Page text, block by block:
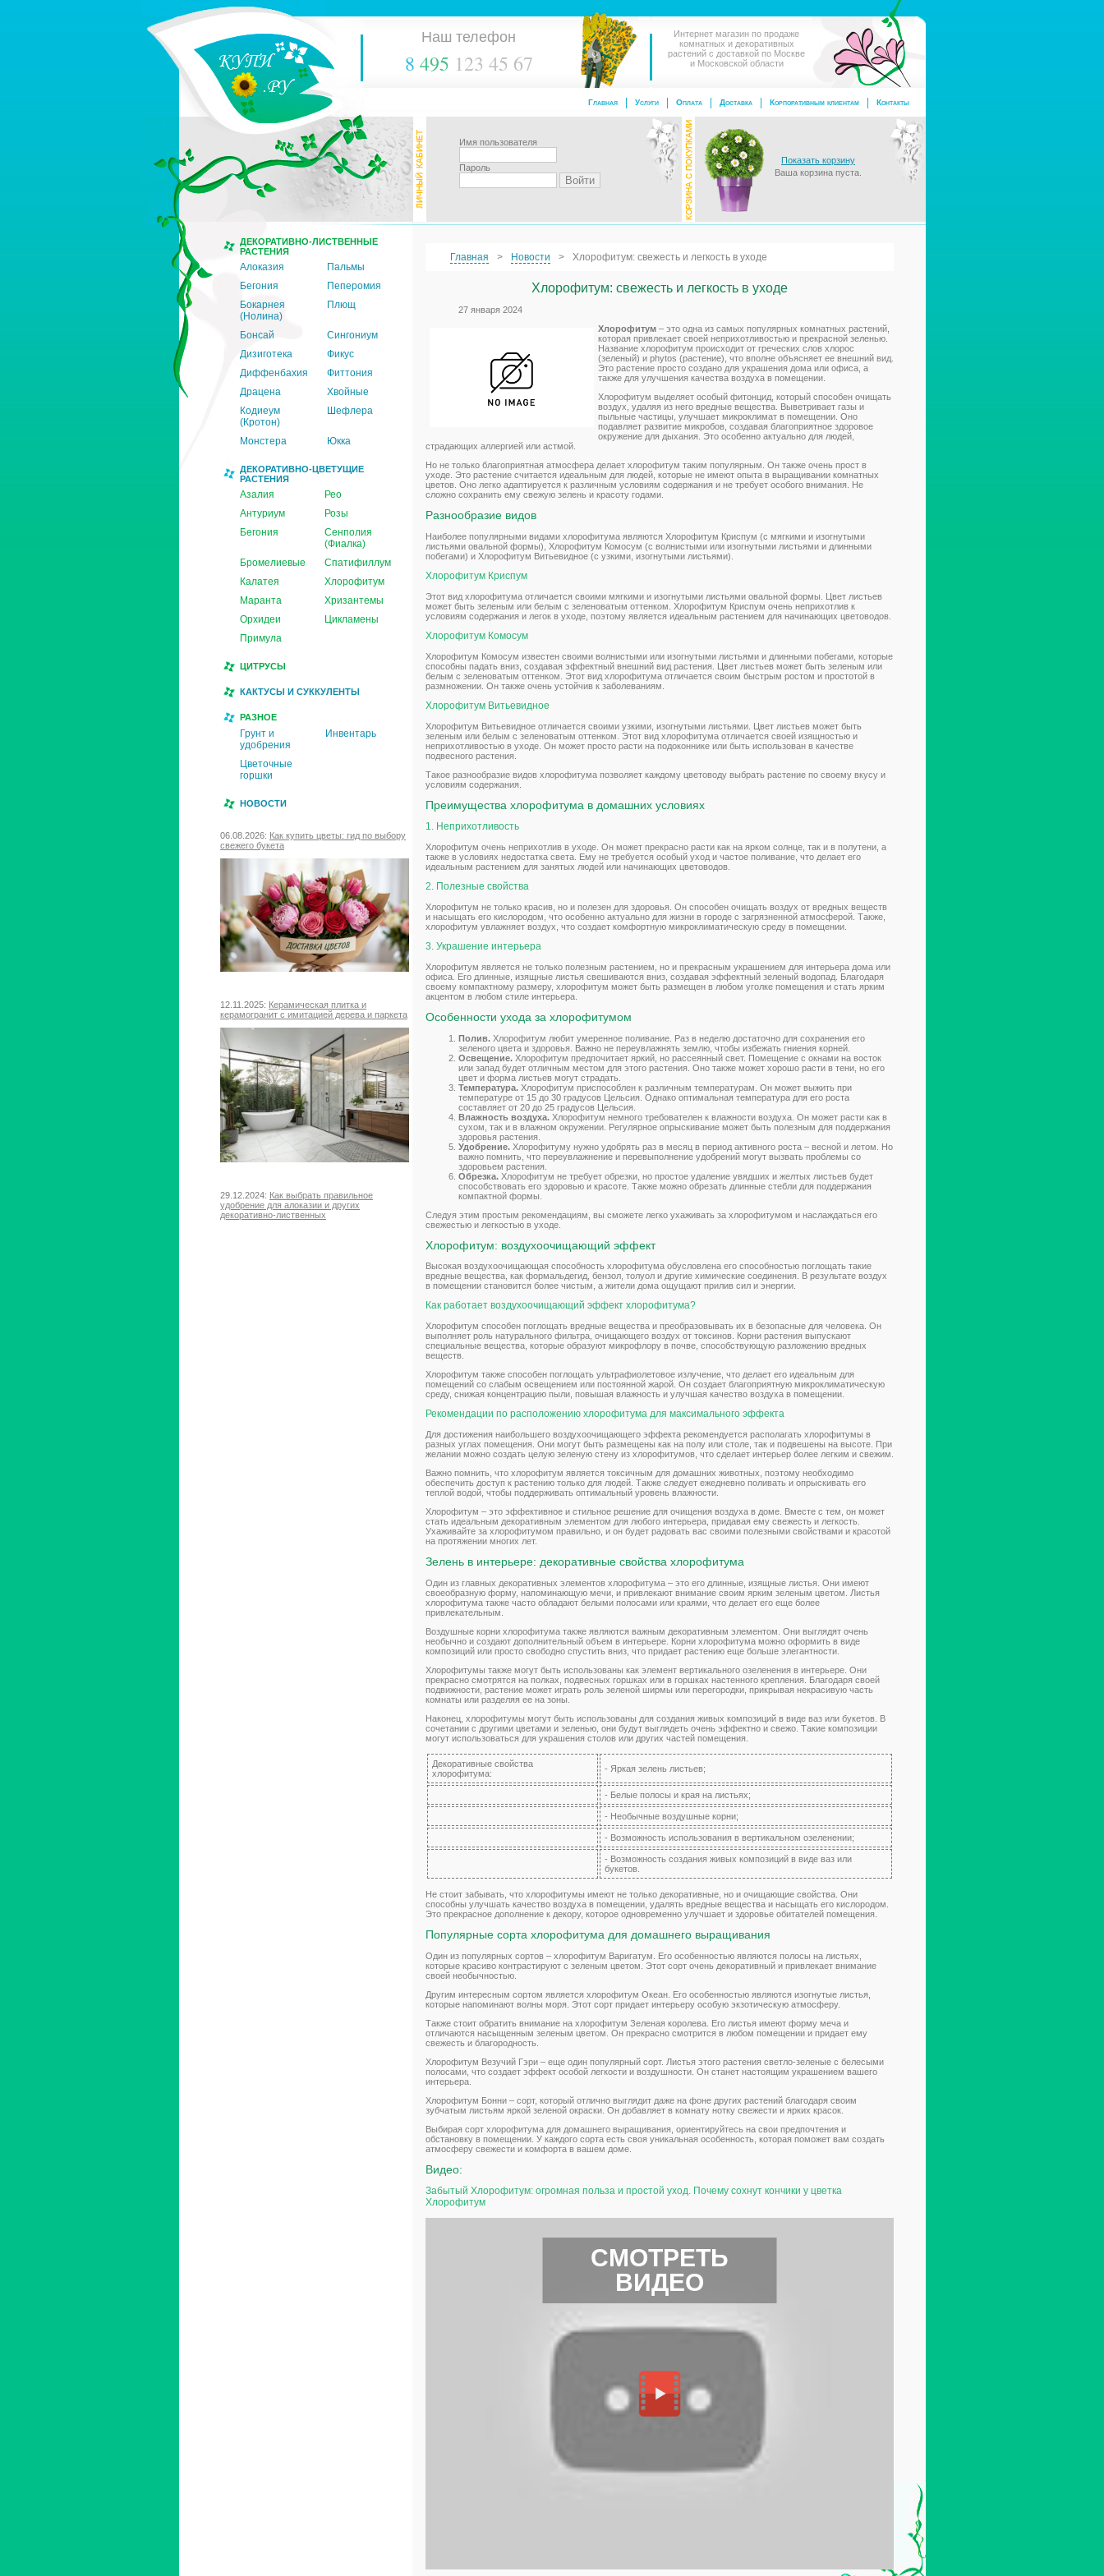
Наш телефон
8 495 123 45 67
Интернет магазин по продаже
комнатных и декоративных
растений с доставкой по Москве
и Московской области
Контакты
Корпоративным клиентам
Доставка
Оплата
Услуги
Главная
Имя пользователя
Пароль
Показать корзину
Ваша корзина пуста.
ДЕКОРАТИВНО-ЛИСТВЕННЫЕ
РАСТЕНИЯ
Алоказия
Пальмы
Бегония
Пеперомия
Бокарнея
(Нолина)
Плющ
Бонсай
Сингониум
Дизиготека
Фикус
Диффенбахия
Фиттония
Драцена
Хвойные
Кодиеум
(Кротон)
Шефлера
Монстера Юкка
ДЕКОРАТИВНО-ЦВЕТУЩИЕ
РАСТЕНИЯ
Азалия
Рео
Антуриум
Розы
Бегония
Сенполия
(Фиалка)
Бромелиевые
Спатифиллум
Калатея
Хлорофитум
Маранта
Хризантемы
Орхидеи
Цикламены
Примула
ЦИТРУСЫ
КАКТУСЫ И СУККУЛЕНТЫ
РАЗНОЕ
Грунт и
удобрения
Инвентарь
Цветочные
горшки
НОВОСТИ
06.08.2026: Как купить цветы: гид по выбору
свежего букета
12.11.2025: Керамическая плитка и
керамогранит с имитацией дерева и паркета
29.12.2024: Как выбрать правильное
удобрение для алоказии и других
декоративно-лиственных
Главная Новости Хлорофитум: свежесть и легкость в уходе
Хлорофитум: свежесть и легкость в уходе
27 января 2024
Хлорофитум – это одна из самых популярных комнатных растений,
которая привлекает своей неприхотливостью и прекрасной зеленью.
Название хлорофитум происходит от греческих слов хлорос
(зеленый) и phytos (растение), что вполне объясняет ее внешний вид.
Это растение просто создано для украшения дома или офиса, а
также для улучшения качества воздуха в помещении.
Хлорофитум выделяет особый фитонцид, который способен очищать
воздух, удаляя из него вредные вещества. Выветривает газы и
пыльные частицы, улучшает микроклимат в помещении. Оно
подавляет развитие микробов, создавая благоприятное здоровое
окружение для дыхания. Это особенно актуально для людей,
страдающих аллергией или астмой.
Но не только благоприятная атмосфера делает хлорофитум таким популярным. Он также очень прост в
уходе. Это растение считается идеальным для людей, которые не имеют опыта в выращивании комнатных
цветов. Оно легко адаптируется к различным условиям содержания и не требует особого внимания. Не
сложно сохранить ему свежую зелень и красоту годами.
Разнообразие видов
Наиболее популярными видами хлорофитума являются Хлорофитум Криспум (с мягкими и изогнутыми
листьями овальной формы), Хлорофитум Комосум (с волнистыми или изогнутыми листьями и длинными
побегами) и Хлорофитум Витьевидное (с узкими, изогнутыми листьями).
Хлорофитум Криспум
Этот вид хлорофитума отличается своими мягкими и изогнутыми листьями овальной формы. Цвет листьев
может быть зеленым или белым с зеленоватым оттенком. Хлорофитум Криспум очень неприхотлив к
условиям содержания и легок в уходе, поэтому является идеальным растением для начинающих цветоводов.
Хлорофитум Комосум
Хлорофитум Комосум известен своими волнистыми или изогнутыми листьями и длинными побегами, которые
способны падать вниз, создавая эффектный внешний вид растения. Цвет листьев может быть зеленым или
белым с зеленоватым оттенком. Этот вид хлорофитума отличается своим быстрым ростом и простотой в
размножении. Он также очень устойчив к заболеваниям.
Хлорофитум Витьевидное
Хлорофитум Витьевидное отличается своими узкими, изогнутыми листьями. Цвет листьев может быть
зеленым или белым с зеленоватым оттенком. Этот вид хлорофитума отличается своей изящностью и
неприхотливостью в уходе. Он может просто расти на подоконнике или быть использован в качестве
подвесного растения.
Такое разнообразие видов хлорофитума позволяет каждому цветоводу выбрать растение по своему вкусу и
условиям содержания.
Преимущества хлорофитума в домашних условиях
1. Неприхотливость
Хлорофитум очень неприхотлив в уходе. Он может прекрасно расти как на ярком солнце, так и в полутени, а
также в условиях недостатка света. Ему не требуется особый уход и частое поливание, что делает его
идеальным растением для занятых людей или начинающих цветоводов.
2. Полезные свойства
Хлорофитум не только красив, но и полезен для здоровья. Он способен очищать воздух от вредных веществ
и насыщать его кислородом, что особенно актуально для жизни в городе с загрязненной атмосферой. Также,
хлорофитум увлажняет воздух, что создает комфортную микроклиматическую среду в помещении.
3. Украшение интерьера
Хлорофитум является не только полезным растением, но и прекрасным украшением для интерьера дома или
офиса. Его длинные, изящные листья свешиваются вниз, создавая эффектный зеленый водопад. Благодаря
своему компактному размеру, хлорофитум может быть размещен в любом уголке помещения и стать ярким
акцентом в любом стиле интерьера.
Особенности ухода за хлорофитумом
Полив. Хлорофитум любит умеренное поливание. Раз в неделю достаточно для сохранения его
зеленого цвета и здоровья. Важно не переувлажнять землю, чтобы избежать гниения корней.
Освещение. Хлорофитум предпочитает яркий, но рассеянный свет. Помещение с окнами на восток
или запад будет отличным местом для этого растения. Оно также может хорошо расти в тени, но его
цвет и форма листьев могут страдать.
Температура. Хлорофитум приспособлен к различным температурам. Он может выжить при
температуре от 15 до 30 градусов Цельсия. Однако оптимальная температура для его роста
составляет от 20 до 25 градусов Цельсия.
Влажность воздуха. Хлорофитум немного требователен к влажности воздуха. Он может расти как в
сухом, так и в влажном окружении. Регулярное опрыскивание может быть полезным для поддержания
здоровья растения.
Удобрение. Хлорофитуму нужно удобрять раз в месяц в период активного роста – весной и летом. Но
важно помнить, что переувлажнение и перевыполнение удобрений могут вызвать проблемы со
здоровьем растения.
Обрезка. Хлорофитум не требует обрезки, но простое удаление увядших и желтых листьев будет
способствовать его здоровью и красоте. Также можно обрезать длинные стебли для поддержания
компактной формы.
Следуя этим простым рекомендациям, вы сможете легко ухаживать за хлорофитумом и наслаждаться его
свежестью и легкостью в уходе.
Хлорофитум: воздухоочищающий эффект
Высокая воздухоочищающая способность хлорофитума обусловлена его способностью поглощать такие
вредные вещества, как формальдегид, бензол, толуол и другие химические соединения. В результате воздух
в помещении становится более чистым, а жители дома ощущают прилив сил и энергии.
Как работает воздухоочищающий эффект хлорофитума?
Хлорофитум способен поглощать вредные вещества и преобразовывать их в безопасные для человека. Он
выполняет роль натурального фильтра, очищающего воздух от токсинов. Корни растения выпускают
специальные вещества, которые образуют микрофлору в почве, способствующую разложению вредных
веществ.
Хлорофитум также способен поглощать ультрафиолетовое излучение, что делает его идеальным для
помещений со слабым освещением или постоянной жарой. Он создает благоприятную микроклиматическую
среду, снижая концентрацию пыли, повышая влажность и улучшая качество воздуха в помещении.
Рекомендации по расположению хлорофитума для максимального эффекта
Для достижения наибольшего воздухоочищающего эффекта рекомендуется располагать хлорофитумы в
разных углах помещения. Они могут быть размещены как на полу или столе, так и подвешены на высоте. При
желании можно создать целую зеленую стену из хлорофитумов, что сделает интерьер более легким и свежим.
Важно помнить, что хлорофитум является токсичным для домашних животных, поэтому необходимо
обеспечить доступ к растению только для людей. Также следует ежедневно поливать и опрыскивать его
теплой водой, чтобы поддерживать оптимальный уровень влажности.
Хлорофитум – это эффективное и стильное решение для очищения воздуха в доме. Вместе с тем, он может
стать идеальным декоративным элементом для любого интерьера, придавая ему свежесть и легкость.
Ухаживайте за хлорофитумом правильно, и он будет радовать вас своими полезными свойствами и красотой
на протяжении многих лет.
Зелень в интерьере: декоративные свойства хлорофитума
Один из главных декоративных элементов хлорофитума – это его длинные, изящные листья. Они имеют
своеобразную форму, напоминающую мечи, и привлекают внимание своим ярким зеленым цветом. Листья
хлорофитума также часто обладают белыми полосами или краями, что делает его еще более
привлекательным.
Воздушные корни хлорофитума также являются важным декоративным элементом. Они выглядят очень
необычно и создают дополнительный объем в интерьере. Корни хлорофитума можно оформить в виде
композиций или просто свободно спустить вниз, что придает растению еще больше элегантности.
Хлорофитумы также могут быть использованы как элемент вертикального озеленения в интерьере. Они
прекрасно смотрятся на полках, подвесных горшках или в горшках настенного крепления. Благодаря своей
подвижности, растение может играть роль зеленой ширмы или перегородки, прикрывая некрасивую часть
комнаты или разделяя ее на зоны.
Наконец, хлорофитумы могут быть использованы для создания живых композиций в виде ваз или букетов. В
сочетании с другими цветами и зеленью, они будут выглядеть очень эффектно и свежо. Такие композиции
могут использоваться для украшения столов или других частей помещения.
Декоративные свойства
хлорофитума:
- Яркая зелень листьев;
- Белые полосы и края на листьях;
- Необычные воздушные корни;
- Возможность использования в вертикальном озеленении;
- Возможность создания живых композиций в виде ваз или
букетов.
Не стоит забывать, что хлорофитумы имеют не только декоративные, но и очищающие свойства. Они
способны улучшать качество воздуха в помещении, удалять вредные вещества и насыщать его кислородом.
Это прекрасное дополнение к декору, которое одновременно улучшает и здоровье обитателей помещения.
Популярные сорта хлорофитума для домашнего выращивания
Один из популярных сортов – хлорофитум Варигатум. Его особенностью являются полосы на листьях,
которые красиво контрастируют с зеленым цветом. Этот сорт очень декоративный и привлекает внимание
своей необычностью.
Другим интересным сортом является хлорофитум Океан. Его особенностью являются изогнутые листья,
которые напоминают волны моря. Этот сорт придает интерьеру особую экзотическую атмосферу.
Также стоит обратить внимание на хлорофитум Зеленая королева. Его листья имеют форму меча и
отличаются насыщенным зеленым цветом. Он прекрасно смотрится в любом помещении и придает ему
свежесть и благородность.
Хлорофитум Везучий Гэри – еще один популярный сорт. Листья этого растения светло-зеленые с белесыми
полосами, что создает эффект особой легкости и воздушности. Он станет настоящим украшением вашего
интерьера.
Хлорофитум Бонни – сорт, который отлично выглядит даже на фоне других растений благодаря своим
зубчатым листьям яркой зеленой окраски. Он добавляет в комнату нотку свежести и ярких красок.
Выбирая сорт хлорофитума для домашнего выращивания, ориентируйтесь на свои предпочтения и
обстановку в помещении. У каждого сорта есть своя уникальная особенность, которая поможет вам создать
атмосферу свежести и комфорта в вашем доме.
Видео:
Забытый Хлорофитум: огромная польза и простой уход. Почему сохнут кончики у цветка
Хлорофитум
СМОТРЕТЬ
ВИДЕО